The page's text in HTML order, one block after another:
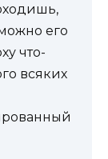
его
что-
всяких